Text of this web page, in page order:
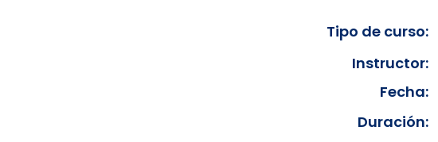
Tipo de curso:
Instructor:
Fecha:
Duración: